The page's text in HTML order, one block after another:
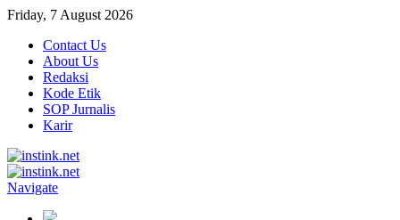
Friday, 7 August 2026
Contact Us
About Us
Redaksi
Kode Etik
SOP Jurnalis
Karir
Navigate